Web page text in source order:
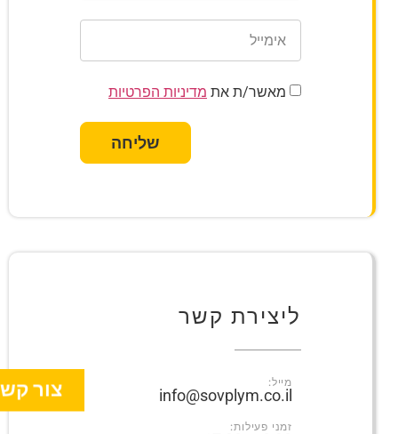
מאשר/ת את מדיניות הפרטיות
שליחה
ליצירת קשר
מייל:
info@sovplym.co.il
זמני פעילות:
צור